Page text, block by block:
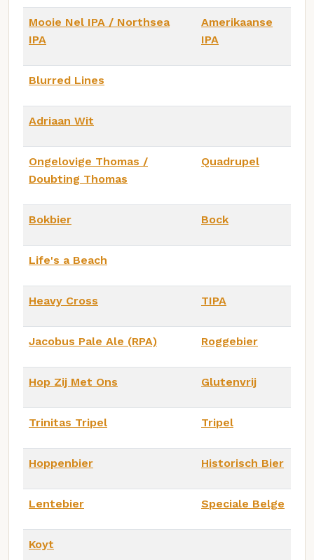
Mooie Nel IPA / Northsea
IPA
Amerikaanse
IPA
Blurred Lines
Adriaan Wit
Ongelovige Thomas /
Doubting Thomas
Quadrupel
Bokbier Bock
Life's a Beach
Heavy Cross TIPA
Jacobus Pale Ale (RPA) Roggebier
Hop Zij Met Ons Glutenvrij
Trinitas Tripel Tripel
Hoppenbier Historisch Bier
Lentebier Speciale Belge
Koyt